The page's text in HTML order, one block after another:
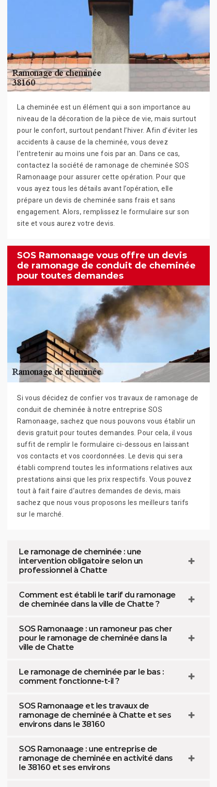
La cheminée est un élément qui a son importance au
niveau de la décoration de la pièce de vie, mais surtout
pour le confort, surtout pendant l’hiver. Afin d’éviter les
accidents à cause de la cheminée, vous devez
l’entretenir au moins une fois par an. Dans ce cas,
contactez la société de ramonage de cheminée SOS
Ramonaage pour assurer cette opération. Pour que
vous ayez tous les détails avant l’opération, elle
prépare un devis de cheminée sans frais et sans
engagement. Alors, remplissez le formulaire sur son
site et vous aurez votre devis.
SOS Ramonaage vous offre un devis
de ramonage de conduit de cheminée
pour toutes demandes
Si vous décidez de confier vos travaux de ramonage de
conduit de cheminée à notre entreprise SOS
Ramonaage, sachez que nous pouvons vous établir un
devis gratuit pour toutes demandes. Pour cela, il vous
suffit de remplir le formulaire ci-dessous en laissant
vos contacts et vos coordonnées. Le devis qui sera
établi comprend toutes les informations relatives aux
prestations ainsi que les prix respectifs. Vous pouvez
tout à fait faire d’autres demandes de devis, mais
sachez que nous vous proposons les meilleurs tarifs
sur le marché.
Le ramonage de cheminée : une
intervention obligatoire selon un
professionnel à Chatte
Comment est établi le tarif du ramonage
de cheminée dans la ville de Chatte ?
SOS Ramonaage : un ramoneur pas cher
pour le ramonage de cheminée dans la
ville de Chatte
Le ramonage de cheminée par le bas :
comment fonctionne-t-il ?
SOS Ramonaage et les travaux de
ramonage de cheminée à Chatte et ses
environs dans le 38160
SOS Ramonaage : une entreprise de
ramonage de cheminée en activité dans
le 38160 et ses environs